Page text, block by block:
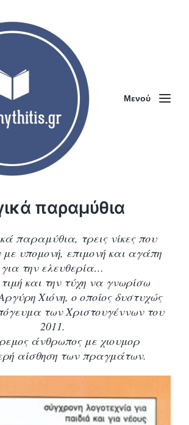
Μενού
παραμύθια
παραμύθια, τρεις νίκες που
με υπομονή, επιμονή και αγάπη
για την ελευθερία…
και την τύχη να γνωρίσω
Χιόνη, ο οποίος δυστυχώς
των Χριστουγέννων του
2011.
άνθρωπος με χιουμορ
αίσθηση των πραγμάτων.